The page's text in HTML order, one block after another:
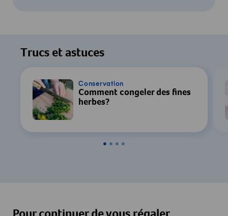
consentement au traitement des données
par YouTube est requis. Pour plus de
confidentialité
Accepter & Afficher
Trucs et astuces
Conservation
Comment congeler des fines
herbes?